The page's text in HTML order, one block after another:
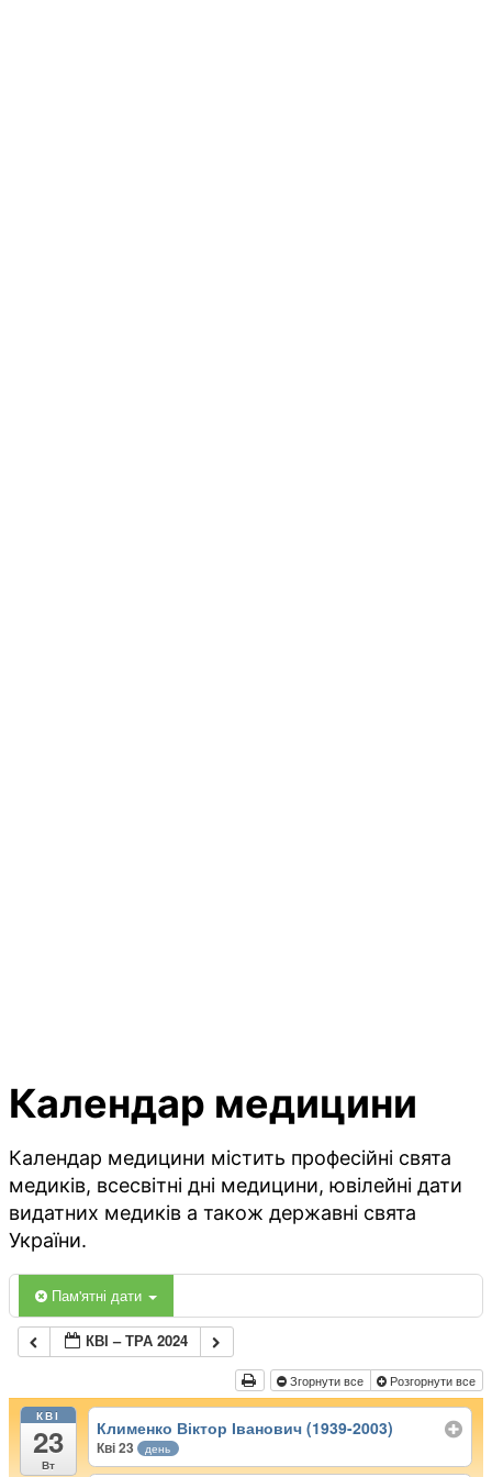
Календар медицини
Календар медицини містить професійні свята
медиків, всесвітні дні медицини, ювілейні дати
видатних медиків а також державні свята
України.
Пам'ятні дати
КВІ – ТРА 2024
Згорнути все Розгорнути все
КВІ
23
Вт
Клименко Віктор Іванович (1939-2003)
Кві 23 день